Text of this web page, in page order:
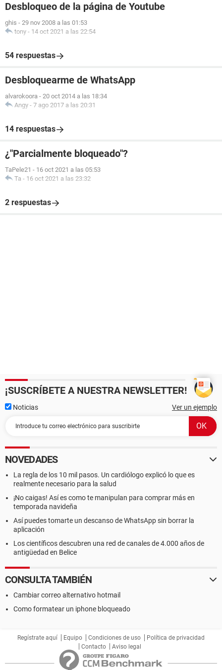
Desbloqueo de la página de Youtube
ghis - 29 nov 2008 a las 01:53
tony - 14 oct 2021 a las 22:54
54 respuestas
Desbloquearme de WhatsApp
alvarokoora - 20 oct 2014 a las 18:34
Angy - 7 ago 2017 a las 20:31
14 respuestas
¿"Parcialmente bloqueado"?
TaPele21 - 16 oct 2021 a las 05:53
Ta - 16 oct 2021 a las 23:32
2 respuestas
¡SUSCRÍBETE A NUESTRA NEWSLETTER!
Noticias Ver un ejemplo
NOVEDADES
La regla de los 10 mil pasos. Un cardiólogo explicó lo que es
realmente necesario para la salud
¡No caigas! Así es como te manipulan para comprar más en
temporada navideña
Así puedes tomarte un descanso de WhatsApp sin borrar la
aplicación
Los científicos descubren una red de canales de 4.000 años de
antigüedad en Belice
CONSULTA TAMBIÉN
Cambiar correo alternativo hotmail
Como formatear un iphone bloqueado
Regístrate aquí Equipo Condiciones de uso
Política de privacidad
Contacto
Aviso legal